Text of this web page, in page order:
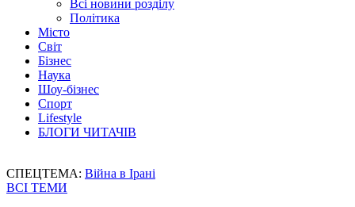
Всі новини розділу
Політика
Місто
Світ
Бізнес
Наука
Шоу-бізнес
Спорт
Lifestyle
БЛОГИ ЧИТАЧІВ
СПЕЦТЕМА: Війна в Ірані
ВСІ ТЕМИ